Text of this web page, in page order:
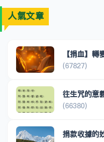
人氣文章
【捐血】
(67827)
往生咒的意
(66380)
捐款收據的